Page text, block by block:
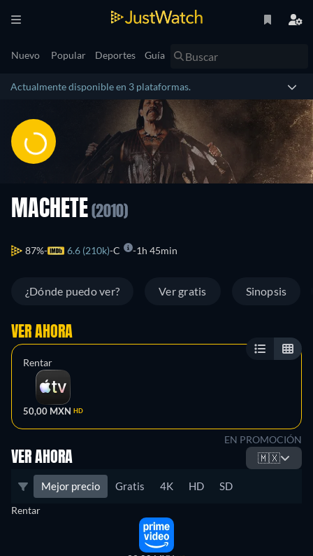
Nuevo Popular Deportes Guía
Actualmente disponible en 3 plataformas.
MACHETE (2010)
87% 6.6 (210k) C 1h 45min
¿Dónde puedo ver? Ver gratis Sinopsis
VER AHORA
Rentar
50,00 MXN HD
EN PROMOCIÓN
VER AHORA 🇲🇽
Mejor precio Gratis 4K HD SD
Rentar